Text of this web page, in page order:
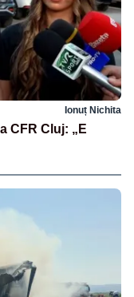
Ionuț Nichita
CFR Cluj: „E